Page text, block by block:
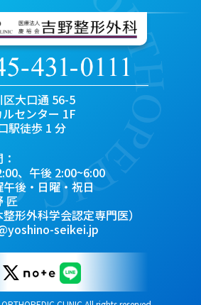
大口通 56-5
センター 1F
駅徒歩 1 分
、午後 2:00~6:00
後・日曜・祝日
匠
外科学会認定専門医）
seikei.jp